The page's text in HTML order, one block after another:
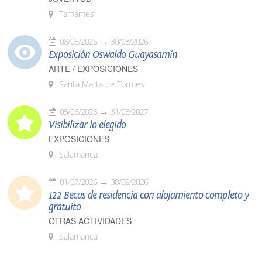
Tamames
08/05/2026 30/08/2026
Exposición Oswaldo Guayasamín
ARTE / EXPOSICIONES
Santa Marta de Tormes
05/06/2026 31/03/2027
Visibilizar lo elegido
EXPOSICIONES
Salamanca
01/07/2026 30/09/2026
122 Becas de residencia con alojamiento completo y
gratuito
OTRAS ACTIVIDADES
Salamanca